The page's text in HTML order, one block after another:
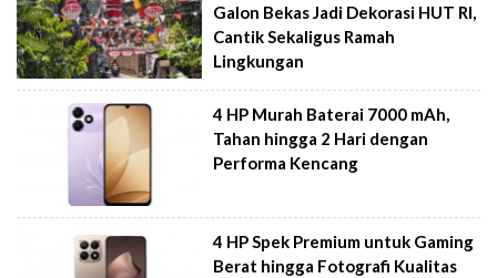
Galon Bekas Jadi Dekorasi HUT RI,
Cantik Sekaligus Ramah
Lingkungan
4 HP Murah Baterai 7000 mAh,
Tahan hingga 2 Hari dengan
Performa Kencang
4 HP Spek Premium untuk Gaming
Berat hingga Fotografi Kualitas